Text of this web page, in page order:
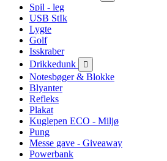
Spil - leg
USB StIk
Lygte
Golf
Isskraber
Drikkedunk

Notesbøger & Blokke
Blyanter
Refleks
Plakat
Kuglepen ECO - Miljø
Pung
Messe gave - Giveaway
Powerbank